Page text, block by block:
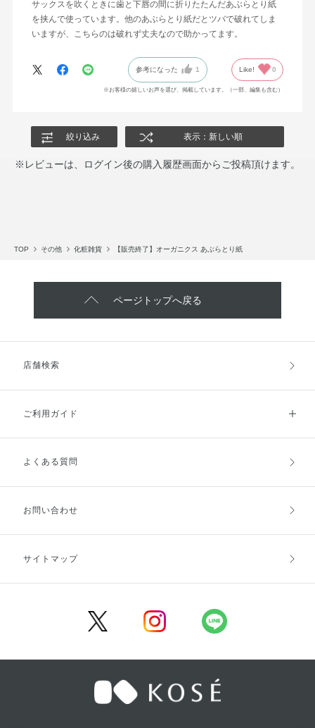
サックスを吹くときに歯と下唇の間に折りたたんだあぶらとり紙
を挟んで使っています。他のあぶらとり紙だとツバで破れてしま
いますが、こちらのは破れず丈夫なので助かってます。
参考になった 1 Like! 0
※お客様の嬉しいお声を選び、掲載しています。（一部、編集も含む）
絞り込み 表示：新しい順
※レビューは、ログイン後の購入履歴画面からご投稿頂けます。
TOP その他 化粧雑貨 【販売終了】オーガニクス あぶらとり紙
ページトップへ戻る
店舗検索
ご利用ガイド
ご利用ガイドトップ
お支払方法
キャンセル・返品・交換
よくある質問
お問い合わせ
サイトマップ